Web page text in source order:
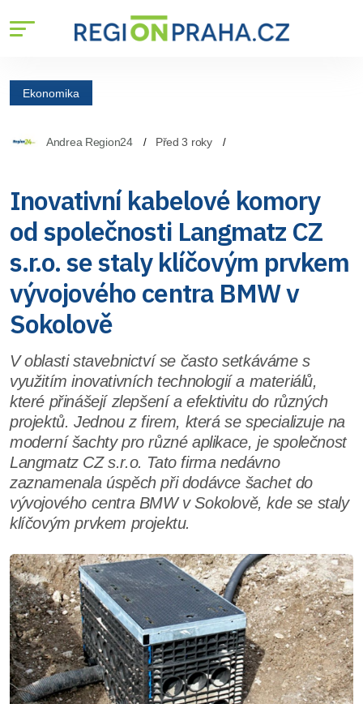
Ekonomika
Andrea Region24 Před 3 roky
Inovativní kabelové komory
od společnosti Langmatz CZ
s.r.o. se staly klíčovým prvkem
vývojového centra BMW v
Sokolově
V oblasti stavebnictví se často setkáváme s
využitím inovativních technologií a materiálů,
které přinášejí zlepšení a efektivitu do různých
projektů. Jednou z firem, která se specializuje na
moderní šachty pro různé aplikace, je společnost
Langmatz CZ s.r.o. Tato firma nedávno
zaznamenala úspěch při dodávce šachet do
vývojového centra BMW v Sokolově, kde se staly
klíčovým prvkem projektu.